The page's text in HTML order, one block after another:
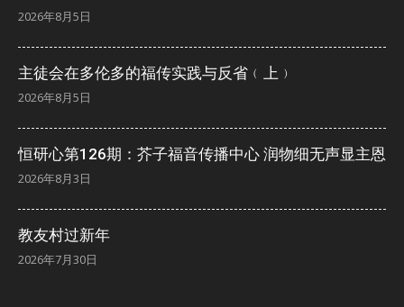
2026年8月5日
主徒会在多伦多的福传实践与反省﹙上﹚
2026年8月5日
恒研心第126期：芥子福音传播中心 润物细无声显主恩
2026年8月3日
教友村过新年
2026年7月30日